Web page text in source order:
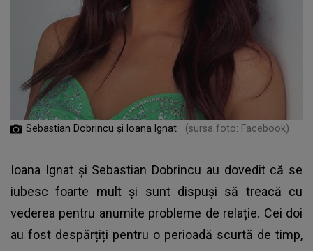
Sebastian Dobrincu și Ioana Ignat (sursa foto: Facebook)
Ioana Ignat și Sebastian Dobrincu au dovedit că se
iubesc foarte mult și sunt dispuși să treacă cu
vederea pentru anumite probleme de relație. Cei doi
au fost despărțiți pentru o perioadă scurtă de timp,